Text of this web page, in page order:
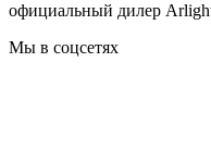
официальный дилер
Мы в соцсетях